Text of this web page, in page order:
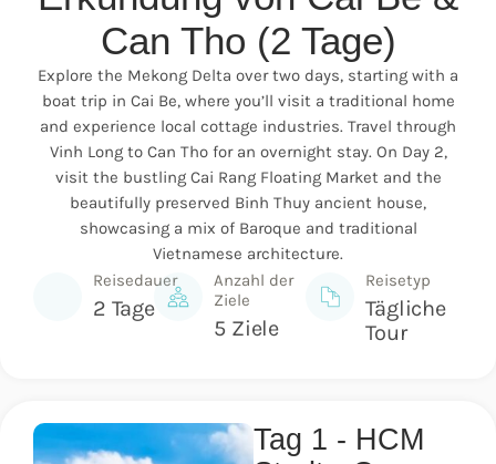
Can Tho (2 Tage)
Explore the Mekong Delta over two days, starting with a
boat trip in Cai Be, where you’ll visit a traditional home
and experience local cottage industries. Travel through
Vinh Long to Can Tho for an overnight stay. On Day 2,
visit the bustling Cai Rang Floating Market and the
beautifully preserved Binh Thuy ancient house,
showcasing a mix of Baroque and traditional
Vietnamese architecture.
Reisedauer
2 Tage
Anzahl der
Ziele
5 Ziele
Reisetyp
Tägliche
Tour
Tag 1 - HCM